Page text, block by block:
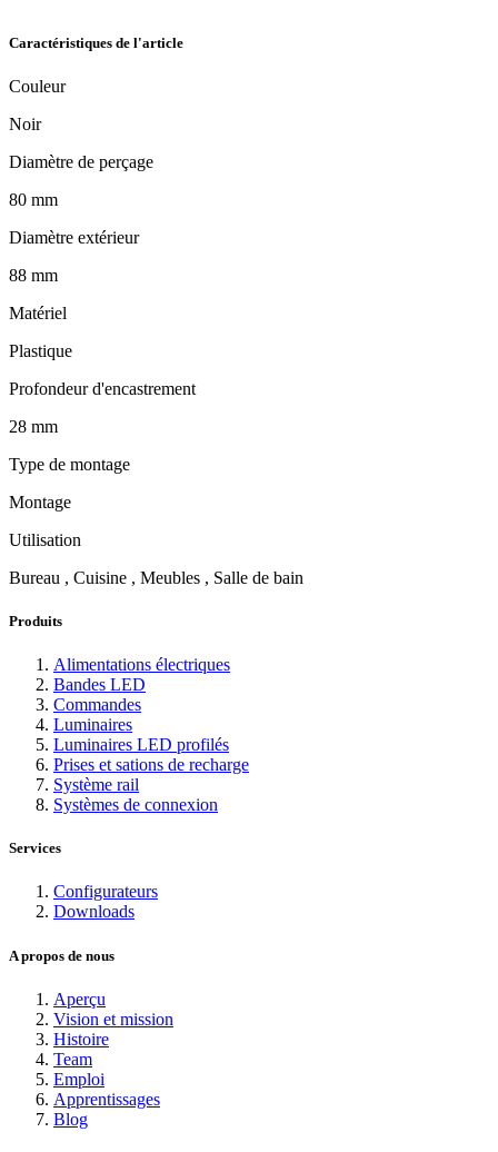
Caractéristiques de l'article
Couleur
Noir
Diamètre de perçage
80 mm
Diamètre extérieur
88 mm
Matériel
Plastique
Profondeur d'encastrement
28 mm
Type de montage
Montage
Utilisation
Bureau , Cuisine , Meubles , Salle de bain
Produits
Alimentations électriques
Bandes LED
Commandes
Luminaires
Luminaires LED profilés
Prises et sations de recharge
Système rail
Systèmes de connexion
Services
Configurateurs
Downloads
A propos de nous
Aperçu
Vision et mission
Histoire
Team
Emploi
Apprentissages
Blog